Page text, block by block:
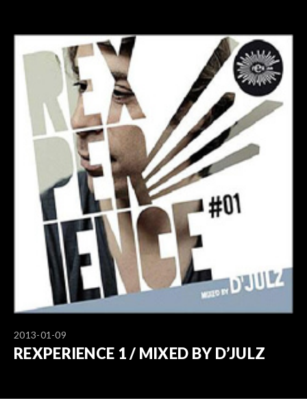
2013-01-09
REXPERIENCE 1 / MIXED BY D’JULZ